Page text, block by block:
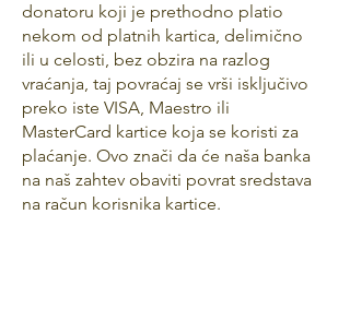
donatoru koji je prethodno platio
nekom od platnih kartica, delimično
ili u celosti, bez obzira na razlog
vraćanja, taj povraćaj se vrši isključivo
preko iste VISA, Maestro ili
MasterCard kartice koja se koristi za
plaćanje. Ovo znači da će naša banka
na naš zahtev obaviti povrat sredstava
na račun korisnika kartice.